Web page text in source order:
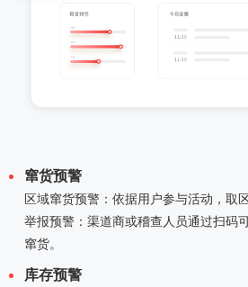
窜货预警
区域窜货预警：依据用户参与活动，取
举报预警：渠道商或稽查人员通过扫码
窜货。
库存预警